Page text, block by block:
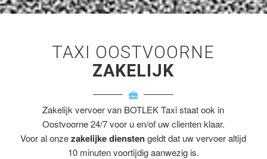
TAXI OOSTVOORNE
ZAKELIJK
Zakelijk vervoer van BOTLEK Taxi staat ook in
Oostvoorne 24/7 voor u en/of uw clienten klaar.
Voor al onzezakelijke dienstengeldt dat uw vervoer altijd
10 minuten voortijdig aanwezig is.